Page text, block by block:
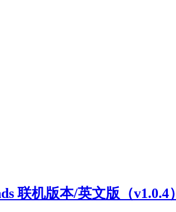
联机版本/英文版（v1.0.4）